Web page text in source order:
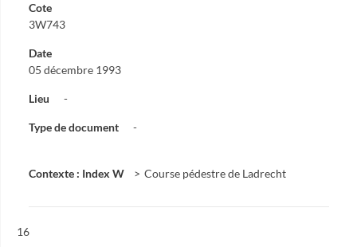
Cote
3W743
Date
05 décembre 1993
Lieu -
Type de document -
Contexte : Index W Course pédestre de Ladrecht
Résultat n°
16